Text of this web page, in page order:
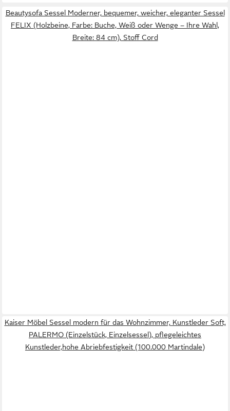
Beautysofa Sessel Moderner, bequemer, weicher, eleganter Sessel
FELIX (Holzbeine, Farbe: Buche, Weiß oder Wenge – Ihre Wahl,
Breite: 84 cm), Stoff Cord
Kaiser Möbel Sessel modern für das Wohnzimmer, Kunstleder Soft,
PALERMO (Einzelstück, Einzelsessel), pflegeleichtes
Kunstleder,hohe Abriebfestigkeit (100.000 Martindale)